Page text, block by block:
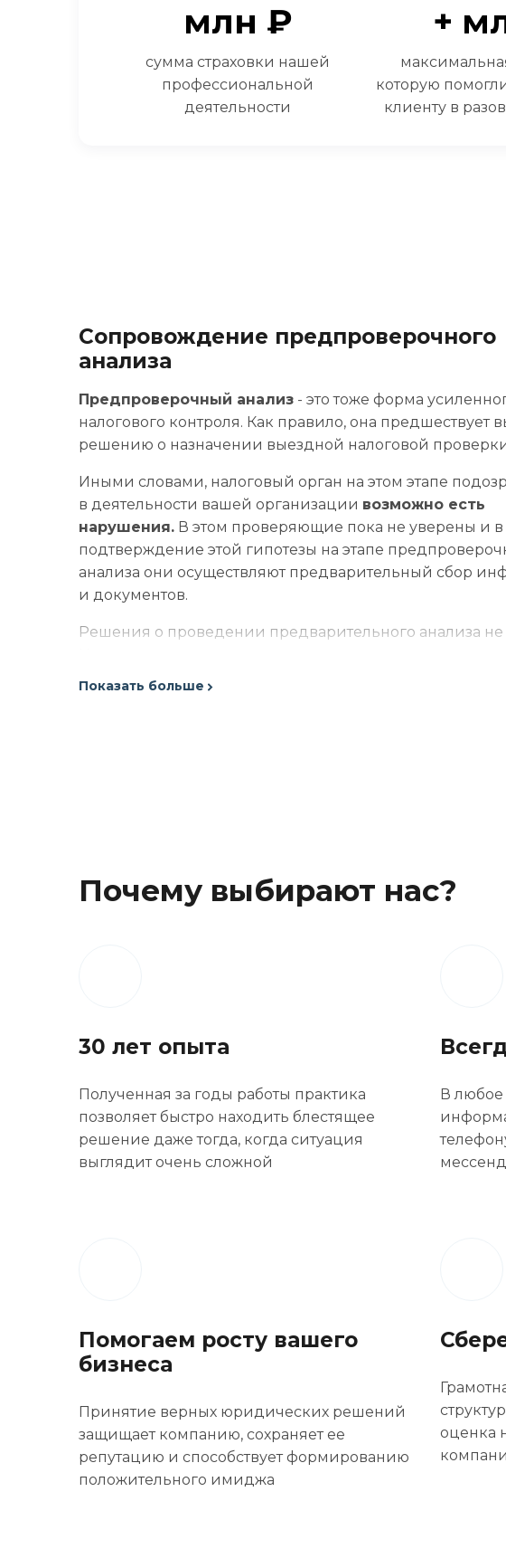
млн ₽
сумма страховки нашей
профессиональной
деятельности
+
которую
клиенту в
Сопровождение предпроверочного
анализа
Предпроверочный анализ - это тоже форма
налогового контроля. Как правило, она предшествует
решению о назначении выездной налоговой
Иными словами, налоговый орган на этом этапе
в деятельности вашей организации возможно есть
нарушения. В этом проверяющие пока не уверены и в
подтверждение этой гипотезы на этапе
анализа они осуществляют предварительный сбор
и документов.
Решения о проведении предварительного анализа не
участятся поступающие требования, вызовы на
Показать больше
Почему выбирают нас?
30 лет опыта
Полученная за годы работы практика
позволяет быстро находить блестящее
решение даже тогда, когда ситуация
выглядит очень сложной
В любое
Помогаем росту вашего
бизнеса
Принятие верных юридических решений
защищает компанию, сохраняет ее
репутацию и способствует формированию
положительного имиджа
оценка